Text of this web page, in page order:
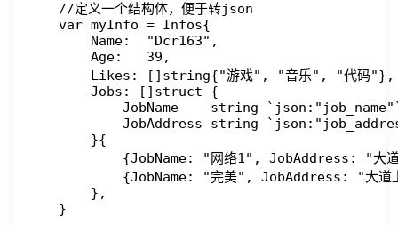
    //定义一个结构体，便于转json
    var myInfo = Infos{
        Name:  "Dcr163",
        Age:   39,
        Likes: []string{"游戏", "音乐", "代码"},
        Jobs: []struct {
JobName    string
JobAddress string
        }{
{JobName: "网络1", JobAddress: "大
{JobName: "完美", JobAddress: "大道
        },
    }